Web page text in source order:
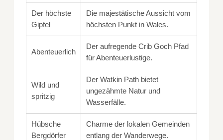
Der höchste
Gipfel
Die majestätische Aussicht vom
höchsten Punkt in Wales.
Abenteuerlich
Der aufregende Crib Goch Pfad
für Abenteuerlustige.
Wild und
spritzig
Der Watkin Path bietet
ungezähmte Natur und
Wasserfälle.
Hübsche
Bergdörfer
Charme der lokalen Gemeinden
entlang der Wanderwege.